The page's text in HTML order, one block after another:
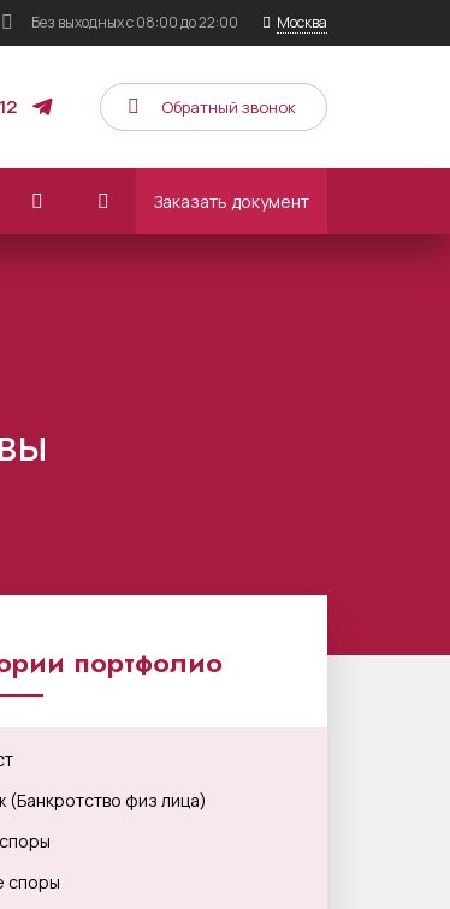
Без выходныхс 08:00 до 22:00 Москва
Обратный звонок
Заказать документ
портфолио
(Банкротство физ лица)
споры